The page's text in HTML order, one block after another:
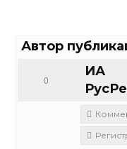
Автор
ИА
0